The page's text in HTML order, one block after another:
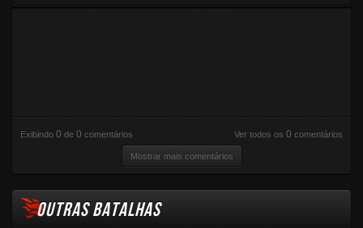
Exibindo 0 de 0 comentários
Mostrar mais comentários
Ver todos os 0 comentários
OUTRAS BATALHAS